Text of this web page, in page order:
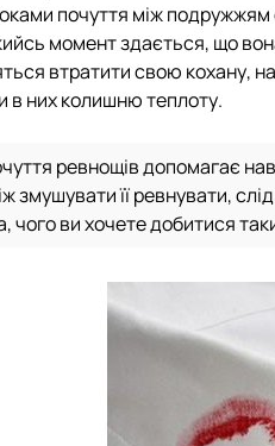
почуття між
момент здається, що
втратити свою
в них колишню теплоту.
ревнощів допомагає
змушувати її ревнувати,
чого ви хочете добитися